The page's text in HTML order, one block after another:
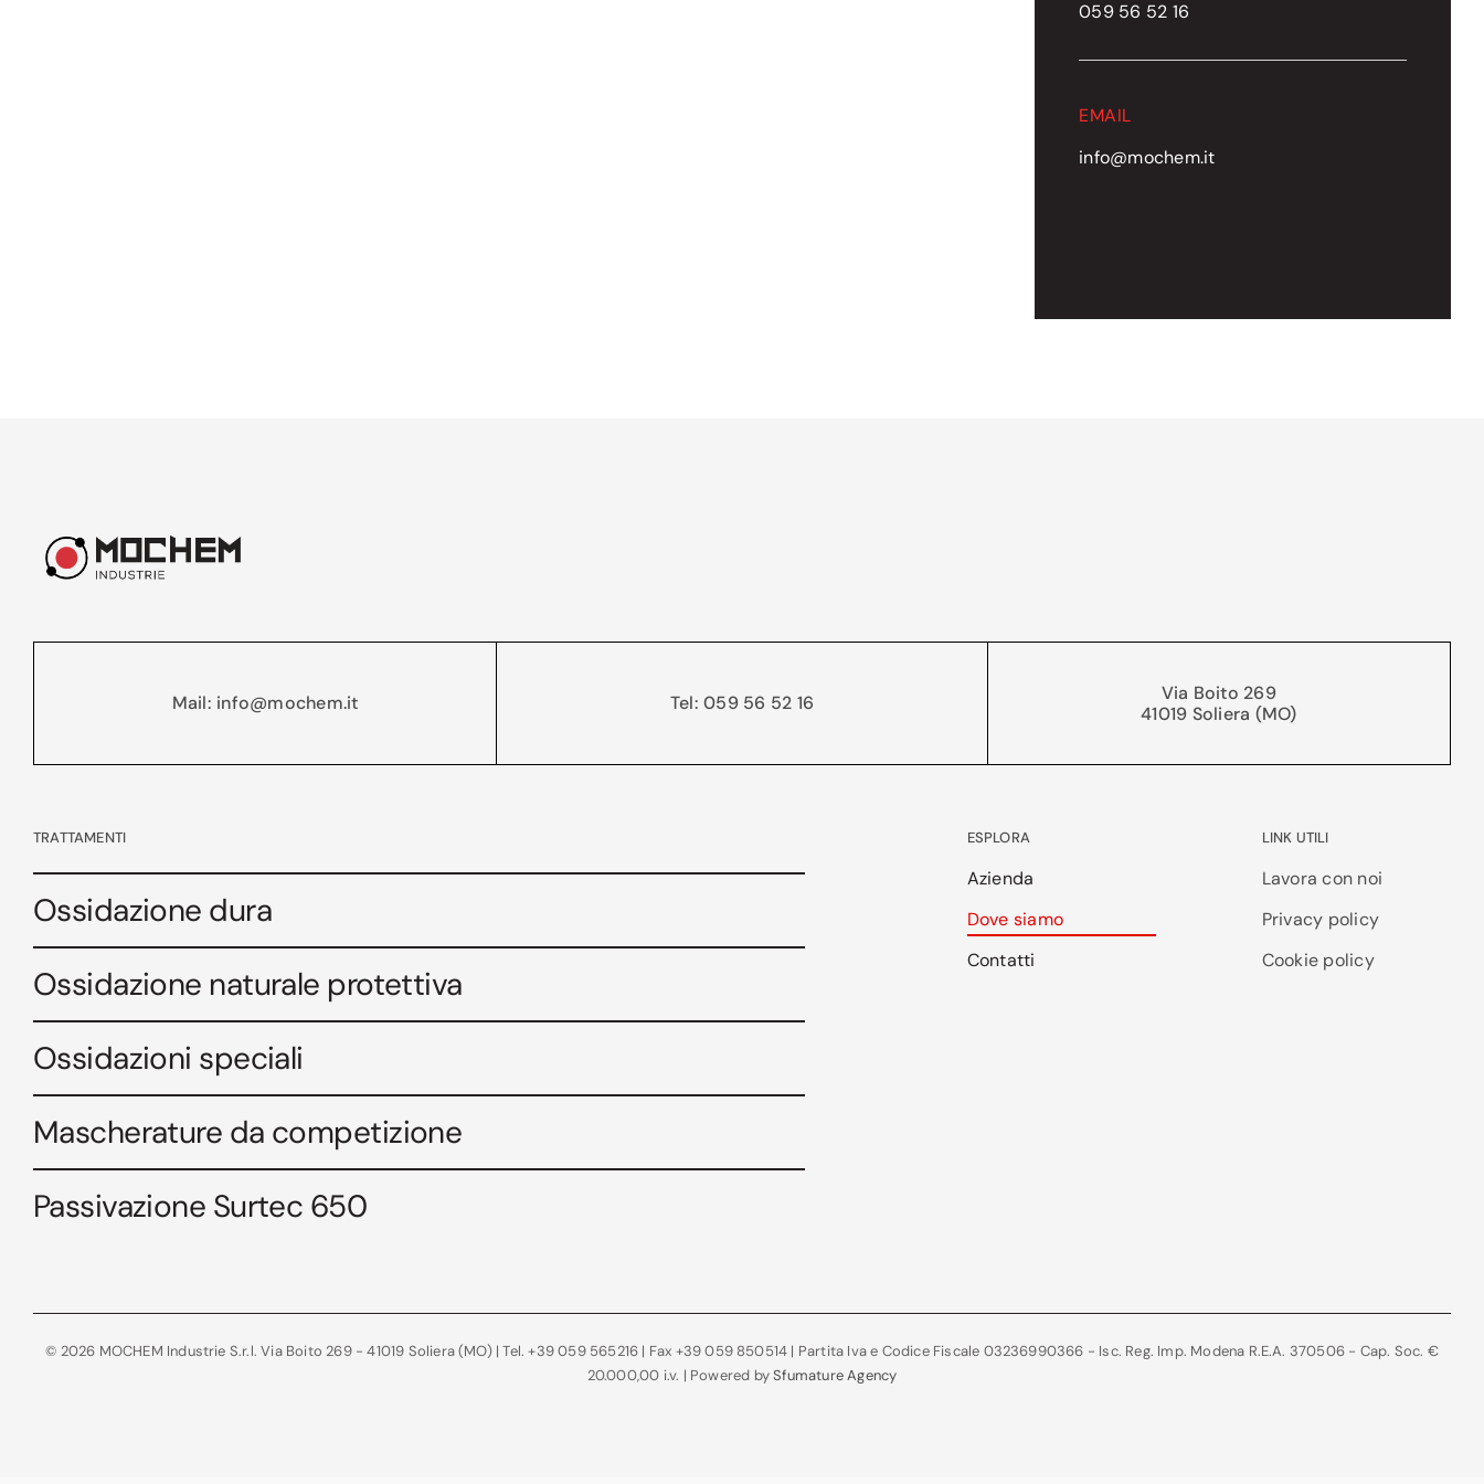
059 56 52 16
EMAIL
info@mochem.it
Mail: info@mochem.it Tel: 059 56 52 16
Via Boito 269
41019 Soliera (MO)
TRATTAMENTI
Ossidazione dura
Ossidazione naturale protettiva
Ossidazioni speciali
Mascherature da competizione
Passivazione Surtec 650
ESPLORA
Azienda
Dove siamo
Contatti
LINK UTILI
Lavora con noi
Privacy policy
Cookie policy
© 2026 MOCHEM Industrie S.r.l. Via Boito 269 - 41019 Soliera (MO) | Tel. +39 059 565216 | Fax +39 059 850514 | Partita Iva e Codice Fiscale 03236990366 - Isc. Reg. Imp. Modena R.E.A. 370506 - Cap. Soc. €
20.000,00 i.v. | Powered bySfumature Agency